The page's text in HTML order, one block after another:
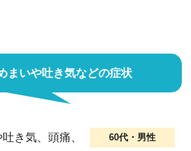
まいや吐き気などの症状
60代・男性
き気、頭痛、